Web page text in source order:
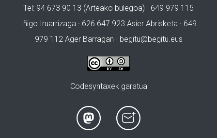
Tel: 94 673 90 13 (Arteako bulegoa) · 649 979 115
Iñigo Iruarrizaga · 626 647 923 Asier Abrisketa · 649
979 112 Ager Barragan · begitu@begitu.eus
Codesyntaxek garatua